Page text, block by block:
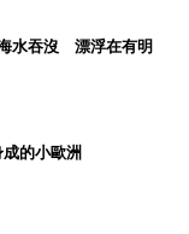
海水吞沒 漂浮在有明
成的小歐洲